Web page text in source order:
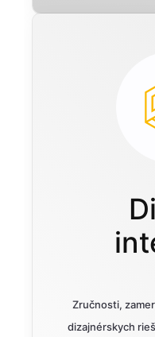
Zručnosti,
dizajnérskych